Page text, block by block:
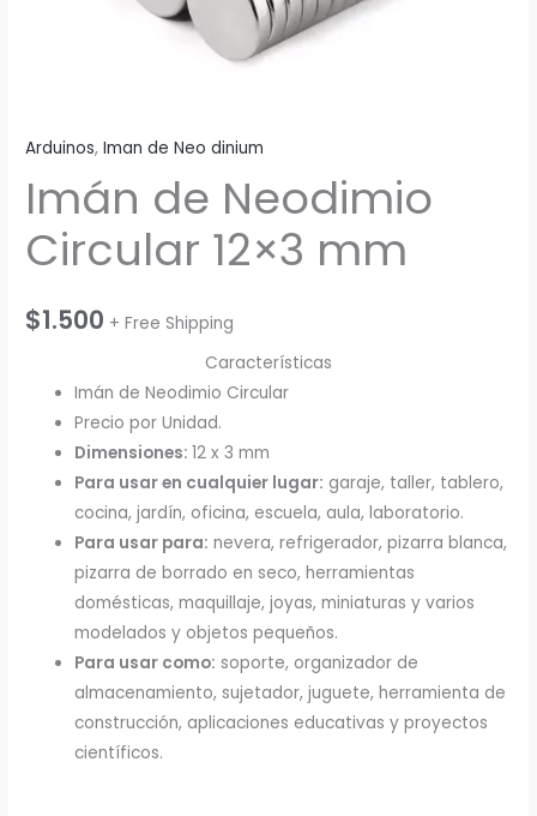
Arduinos,Iman de Neo dinium
Imán de Neodimio
Circular 12×3 mm
$1.500 + Free Shipping
Características
Imán de Neodimio Circular
Precio por Unidad.
Dimensiones:12 x 3 mm
Para usar en cualquier lugar: garaje, taller, tablero,
cocina, jardín, oficina, escuela, aula, laboratorio.
Para usar para: nevera, refrigerador, pizarra blanca,
pizarra de borrado en seco, herramientas
domésticas, maquillaje, joyas, miniaturas y varios
modelados y objetos pequeños.
Para usar como: soporte, organizador de
almacenamiento, sujetador, juguete, herramienta de
construcción, aplicaciones educativas y proyectos
científicos.